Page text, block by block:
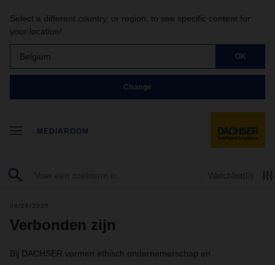
Select a different country, or region, to see specific content for
your location!
Belgium OK
Change
MEDIAROOM
Watchlist(0)
08/28/2025
Verbonden zijn
Bij DACHSER vormen ethisch ondernemerschap en